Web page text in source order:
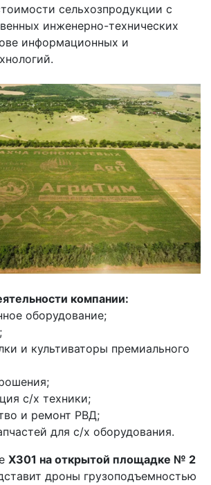
сельхозпродукции с
инженерно-технических
информационных и
компании:
оборудование;
и культиваторы премиального
с/х техники;
и ремонт РВД;
для с/х оборудования.
Х301 на открытой площадке № 2
дроны грузоподъемностью